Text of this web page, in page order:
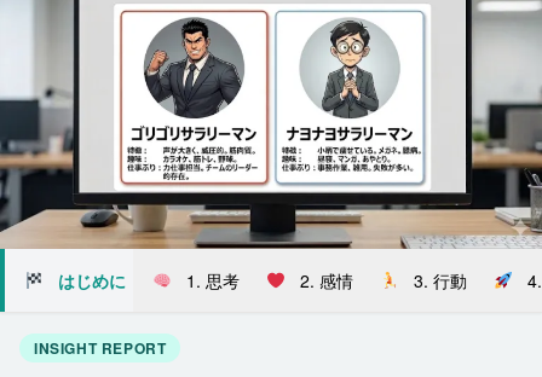
はじめに 1. 思考 2. 感情 3. 行動
INSIGHT REPORT